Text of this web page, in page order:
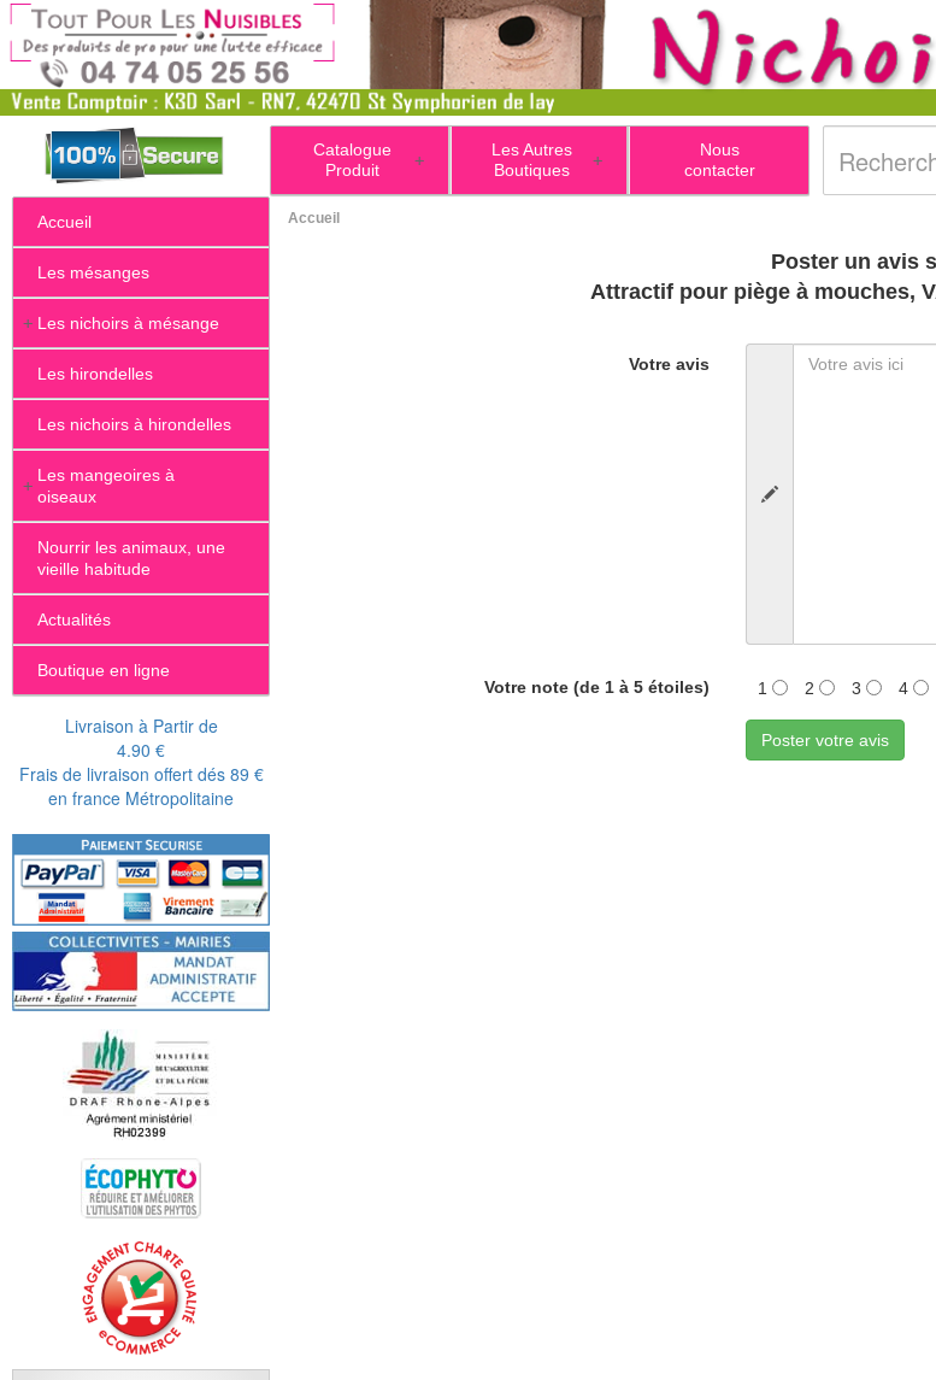
+
Catalogue
Produit
+
Les Autres
Boutiques
Nous
contacter
Accueil
Les mésanges
+ Les nichoirs à mésange
Les hirondelles
Les nichoirs à hirondelles
+
Les mangeoires à
oiseaux
Nourrir les animaux, une
vieille habitude
Actualités
Boutique en ligne
Livraison à Partir de
4.90 €
Frais de livraison offert dés 89 €
en france Métropolitaine
Accueil
Poster un avis
Attractif pour piège à mouches,
Votre avis
Votre note (de 1 à 5 étoiles) 1 2 3 4
Poster votre avis